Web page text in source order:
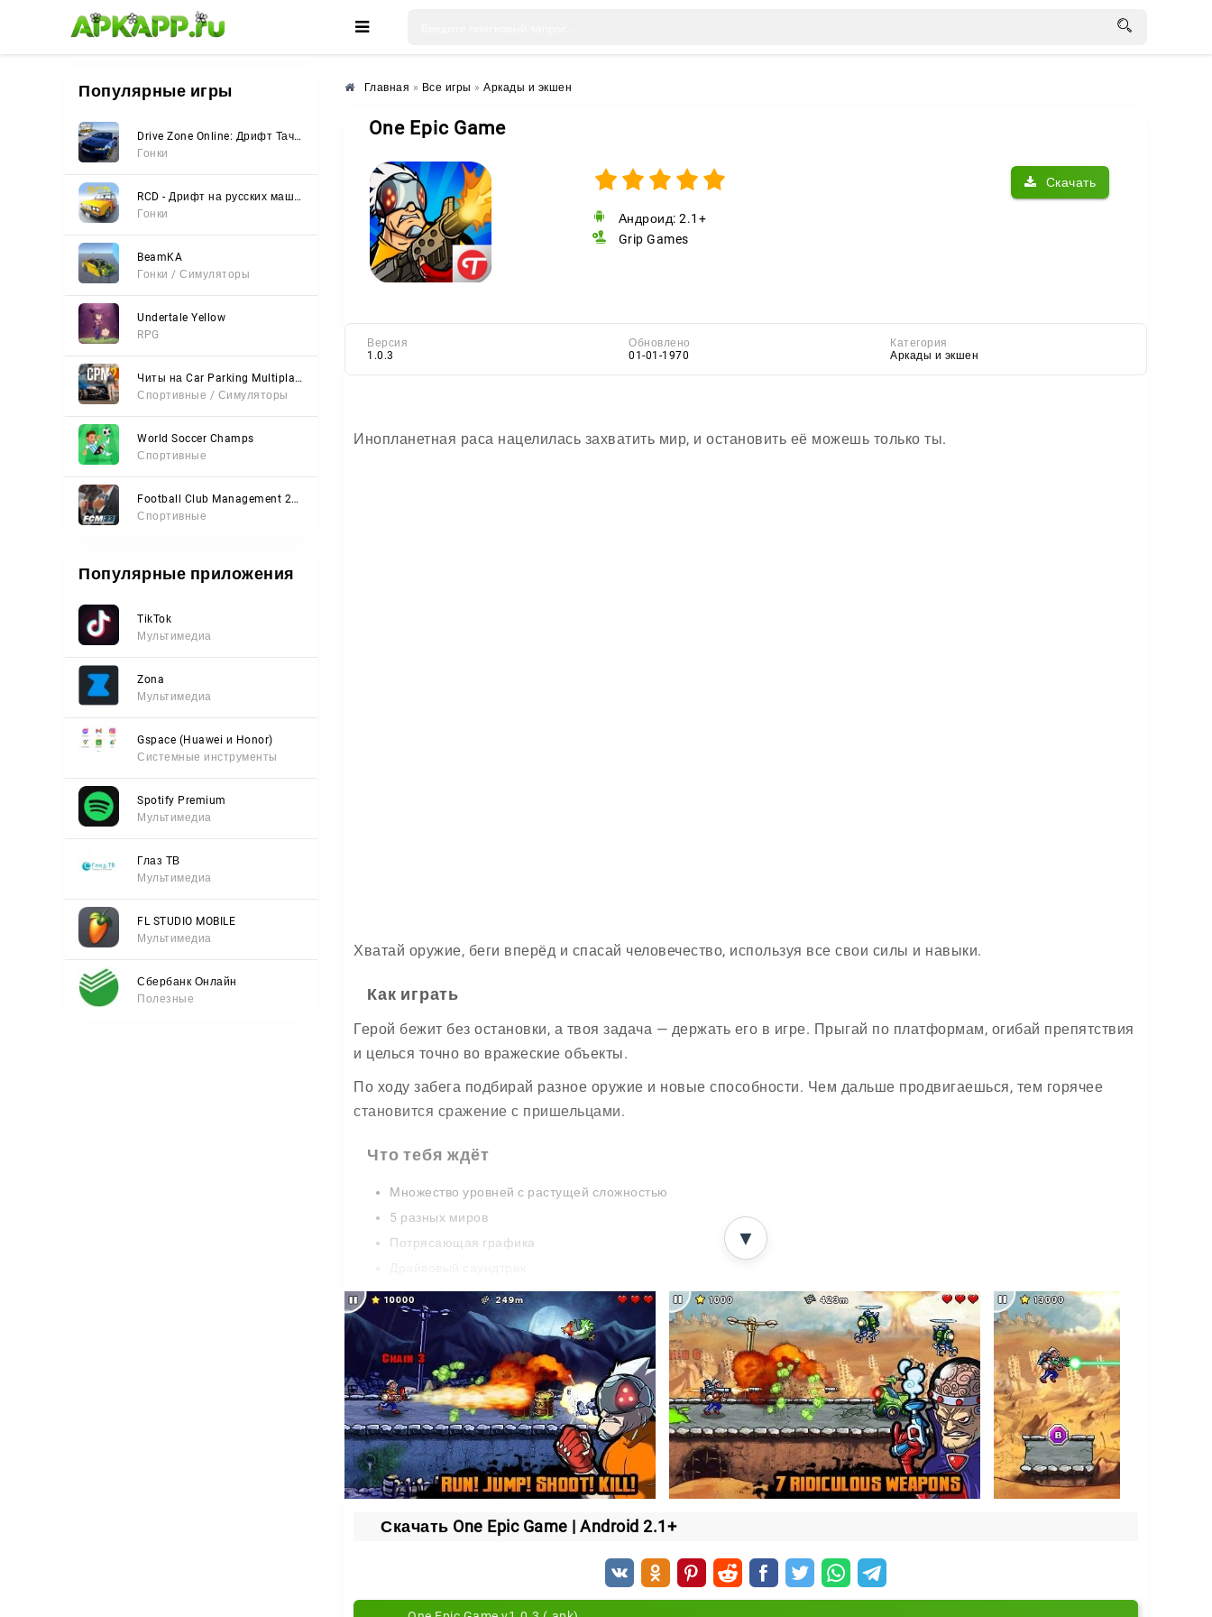
🌸 🌼 🌺
Популярные игры
Drive Zone Online: Дрифт Тачки
Гонки
RCD - Дрифт на русских машинах
Гонки
BeamKA
Гонки / Симуляторы
Undertale Yellow
RPG
Читы на Car Parking Multiplayer 2 (Все открыто, Мод-Меню)
Спортивные / Симуляторы
World Soccer Champs
Спортивные
Football Club Management 2023
Спортивные
Популярные приложения
TikTok
Мультимедиа
Zona
Мультимедиа
Gspace (Huawei и Honor)
Системные инструменты
Spotify Premium
Мультимедиа
Глаз ТВ
Мультимедиа
FL STUDIO MOBILE
Мультимедиа
Сбербанк Онлайн
Полезные
Главная » Все игры » Аркады и экшен
One Epic Game
Скачать
Андроид: 2.1+
Grip Games
Версия
1.0.3
Обновлено
01-01-1970
Категория
Аркады и экшен
Инопланетная раса нацелилась захватить мир, и остановить её можешь только ты.
Хватай оружие, беги вперёд и спасай человечество, используя все свои силы и навыки.
Как играть
Герой бежит без остановки, а твоя задача — держать его в игре. Прыгай по платформам, огибай препятствия
и целься точно во вражеские объекты.
По ходу забега подбирай разное оружие и новые способности. Чем дальше продвигаешься, тем горячее
становится сражение с пришельцами.
Что тебя ждёт
Множество уровней с растущей сложностью
5 разных миров
Потрясающая графика
Стреляй прицельно, не сбавляй темп и уничтожай вражеские объекты один за другим. Сможешь пройти все
миры и отбить нашествие инопланетян?
▼
Скачать One Epic Game | Android 2.1+